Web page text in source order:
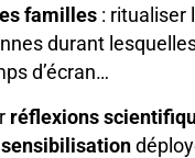
familles : ritualiser
durant
d’écran…
réflexions